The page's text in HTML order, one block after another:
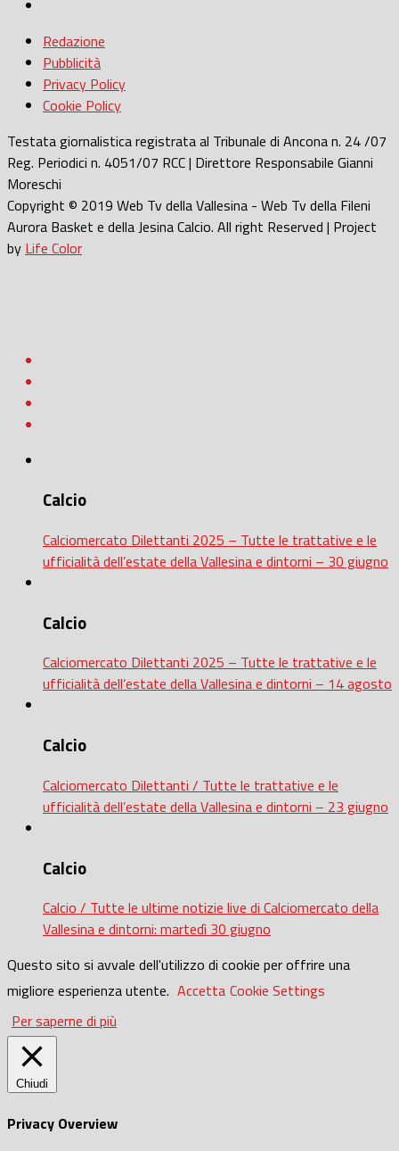
Redazione
Pubblicità
Privacy Policy
Cookie Policy
Testata giornalistica registrata al Tribunale di Ancona n. 24 /07
Reg. Periodici n. 4051/07 RCC | Direttore Responsabile Gianni
Moreschi
Copyright © 2019 Web Tv della Vallesina - Web Tv della Fileni
Aurora Basket e della Jesina Calcio. All right Reserved | Project
by Life Color
Calcio
Calciomercato Dilettanti 2025 – Tutte le trattative e le
ufficialità dell’estate della Vallesina e dintorni – 30 giugno
Calcio
Calciomercato Dilettanti 2025 – Tutte le trattative e le
ufficialità dell’estate della Vallesina e dintorni – 14 agosto
Calcio
Calciomercato Dilettanti / Tutte le trattative e le
ufficialità dell’estate della Vallesina e dintorni – 23 giugno
Calcio
Calcio / Tutte le ultime notizie live di Calciomercato della
Vallesina e dintorni: martedì 30 giugno
Questo sito si avvale dell'utilizzo di cookie per offrire una
migliore esperienza utente. Accetta Cookie Settings
Per saperne di più
Chiudi
Privacy Overview